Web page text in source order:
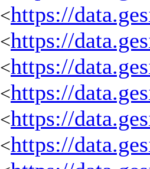
<https://
<https://
<https://
<https://
<https://
<https://